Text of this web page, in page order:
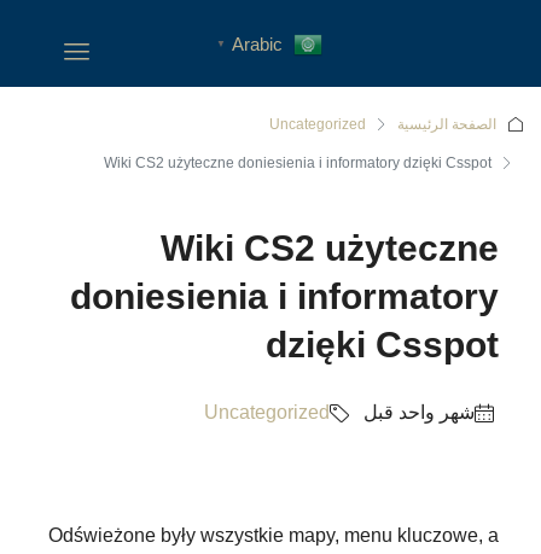
Arabic
▼
الصفحة الرئيسية Uncategorized
Wiki CS2 użyteczne doniesienia i informatory dzięki Csspot
Wiki CS2 użyteczne
doniesienia i informatory
dzięki Csspot
‏شهر واحد قبل Uncategorized
Odświeżone były wszystkie mapy, menu kluczowe, a